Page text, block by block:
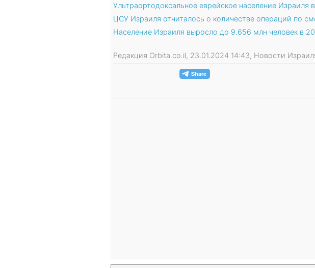
Ультраортодоксальное еврейское население Израиля
ЦСУ Израиля отчиталось о количестве операций по
Население Израиля выросло до 9.656 млн человек в
Редакция Orbita.co.il, 23.01.2024 14:43, Новости